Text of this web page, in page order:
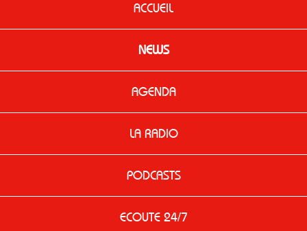
ACCUEIL
NEWS
AGENDA
LA RADIO
PODCASTS
ECOUTE 24/7